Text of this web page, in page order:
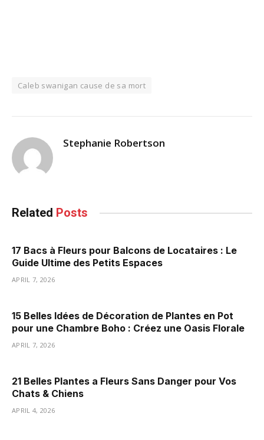
Caleb swanigan cause de sa mort
Stephanie Robertson
Related Posts
17 Bacs à Fleurs pour Balcons de Locataires : Le
Guide Ultime des Petits Espaces
APRIL 7, 2026
15 Belles Idées de Décoration de Plantes en Pot
pour une Chambre Boho : Créez une Oasis Florale
APRIL 7, 2026
21 Belles Plantes a Fleurs Sans Danger pour Vos
Chats & Chiens
APRIL 4, 2026